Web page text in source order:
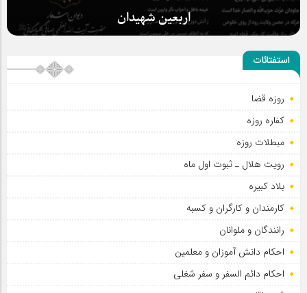
اربعین شهیدان
حضور عاشقانه و مخلصانه مردم در مسیر اربعین
استفتائات
روزه قضا
کفاره روزه
مبطلات روزه
رویت هلال ـ ثبوت اول ماه
بلاد کبیره
کارمندان و کارگران و کسبه
رانندگان و ملوانان
احکام دانش آموزان و معلمین
احکام دائم السفر و سفر شغلی